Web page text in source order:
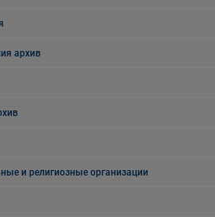
архив
и религиозные организации